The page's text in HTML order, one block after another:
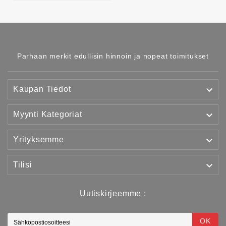
Parhaan merkit edullisin hinnoin ja nopeat toimitukset
Kaupan Tiedot 
Myynti Kategoriat 
Yrityksemme 
Tilisi 
Uutiskirjeemme :
OK